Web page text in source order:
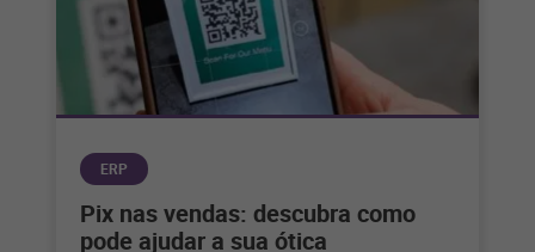
ERP
Pix nas vendas: descubra como
pode ajudar a sua ótica